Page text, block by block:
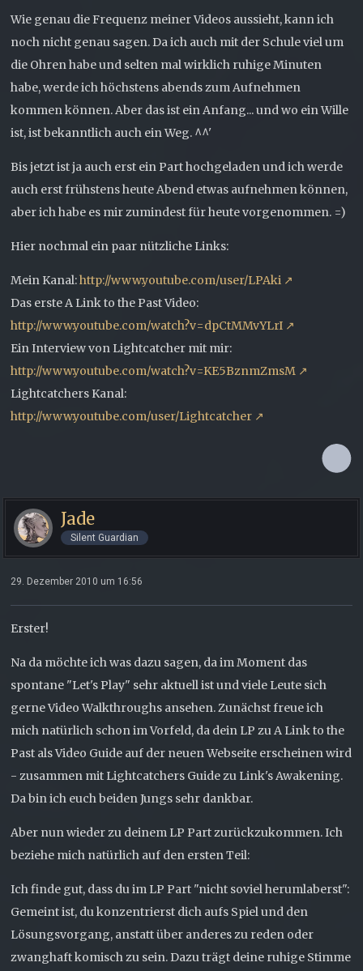
Wie genau die Frequenz meiner Videos aussieht, kann ich
noch nicht genau sagen. Da ich auch mit der Schule viel um
die Ohren habe und selten mal wirklich ruhige Minuten
habe, werde ich höchstens abends zum Aufnehmen
kommen können. Aber das ist ein Anfang... und wo ein Wille
ist, ist bekanntlich auch ein Weg. ^^'
Bis jetzt ist ja auch erst ein Part hochgeladen und ich werde
auch erst frühstens heute Abend etwas aufnehmen können,
aber ich habe es mir zumindest für heute vorgenommen. =)
Hier nochmal ein paar nützliche Links:
Mein Kanal:http://www.youtube.com/user/LPAki
Das erste A Link to the Past Video:
http://www.youtube.com/watch?v=dpCtMMvYLrI
Ein Interview von Lightcatcher mit mir:
http://www.youtube.com/watch?v=KE5BznmZmsM
Lightcatchers Kanal:
http://www.youtube.com/user/Lightcatcher
Jade
Silent Guardian
29. Dezember 2010 um 16:56
Erster!
Na da möchte ich was dazu sagen, da im Moment das
spontane "Let's Play" sehr aktuell ist und viele Leute sich
gerne Video Walkthroughs ansehen. Zunächst freue ich
mich natürlich schon im Vorfeld, da dein LP zu A Link to the
Past als Video Guide auf der neuen Webseite erscheinen wird
- zusammen mit Lightcatchers Guide zu Link's Awakening.
Da bin ich euch beiden Jungs sehr dankbar.
Aber nun wieder zu deinem LP Part zurückzukommen. Ich
beziehe mich natürlich auf den ersten Teil:
Ich finde gut, dass du im LP Part "nicht soviel herumlaberst":
Gemeint ist, du konzentrierst dich aufs Spiel und den
Lösungsvorgang, anstatt über anderes zu reden oder
zwanghaft komisch zu sein. Dazu trägt deine ruhige Stimme